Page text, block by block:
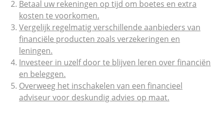
Betaal uw rekeningen op tijd om boetes en extra
kosten te voorkomen.
Vergelijk regelmatig verschillende aanbieders van
financiële producten zoals verzekeringen en
leningen.
Investeer in uzelf door te blijven leren over financiën
en beleggen.
Overweeg het inschakelen van een financieel
adviseur voor deskundig advies op maat.